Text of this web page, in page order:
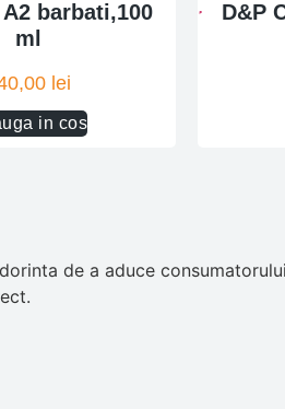
barbati,100
ml
lei
in cos
D&P
de a aduce